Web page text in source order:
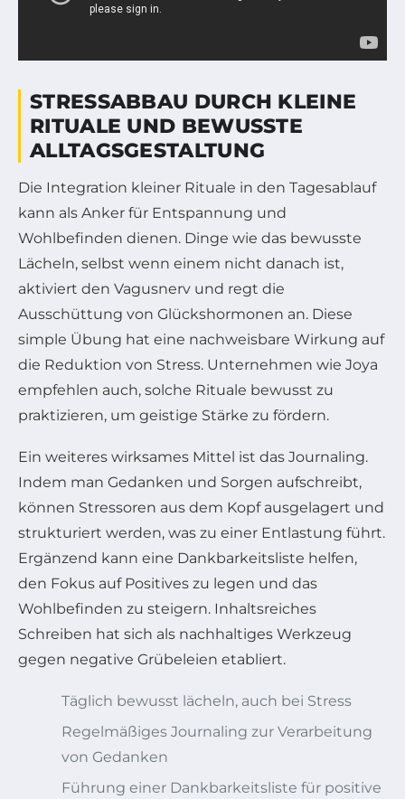
STRESSABBAU DURCH KLEINE
RITUALE UND BEWUSSTE
ALLTAGSGESTALTUNG
Die Integration kleiner Rituale in den Tagesablauf
kann als Anker für Entspannung und
Wohlbefinden dienen. Dinge wie das bewusste
Lächeln, selbst wenn einem nicht danach ist,
aktiviert den Vagusnerv und regt die
Ausschüttung von Glückshormonen an. Diese
simple Übung hat eine nachweisbare Wirkung auf
die Reduktion von Stress. Unternehmen wie Joya
empfehlen auch, solche Rituale bewusst zu
praktizieren, um geistige Stärke zu fördern.
Ein weiteres wirksames Mittel ist das Journaling.
Indem man Gedanken und Sorgen aufschreibt,
können Stressoren aus dem Kopf ausgelagert und
strukturiert werden, was zu einer Entlastung führt.
Ergänzend kann eine Dankbarkeitsliste helfen,
den Fokus auf Positives zu legen und das
Wohlbefinden zu steigern. Inhaltsreiches
Schreiben hat sich als nachhaltiges Werkzeug
gegen negative Grübeleien etabliert.
Täglich bewusst lächeln, auch bei Stress
Regelmäßiges Journaling zur Verarbeitung
von Gedanken
Führung einer Dankbarkeitsliste für positive